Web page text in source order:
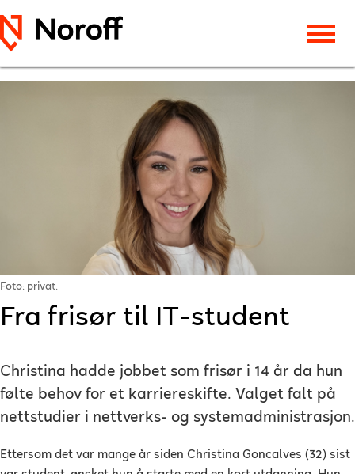
Foto: privat.
Fra frisør til IT-student
Christina hadde jobbet som frisør i 14 år da hun
følte behov for et karriereskifte. Valget falt på
nettstudier i nettverks- og systemadministrasjon.
Ettersom det var mange år siden Christina Goncalves (32) sist